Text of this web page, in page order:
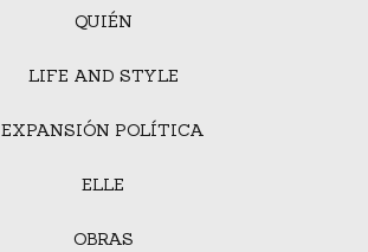
QUIÉN
LIFE AND STYLE
EXPANSIÓN POLÍTICA
ELLE
OBRAS